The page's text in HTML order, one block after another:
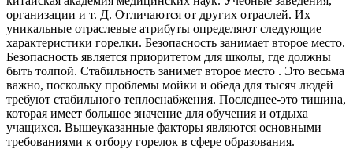
организации и т. Д. Отличаются от других отраслей. Их
уникальные отраслевые атрибуты определяют следующие
характеристики горелки. Безопасность занимает второе место.
Безопасность является приоритетом для школы, где должны
быть толпой. Стабильность занимет второе место . Это весьма
важно, поскольку проблемы мойки и обеда для тысяч людей
требуют стабильного теплоснабжения. Последнее-это тишина,
которая имеет большое значение для обучения и отдыха
учащихся. Вышеуказанные факторы являются основными
требованиями к отбору горелок в сфере образования.